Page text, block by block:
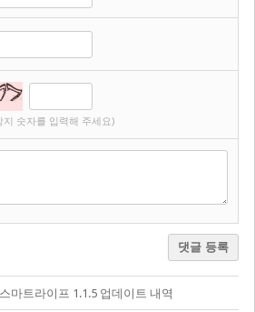
지 숫자를 입력해 주세요)
댓글 등록
마트라이프 1.1.5 업데이트 내역